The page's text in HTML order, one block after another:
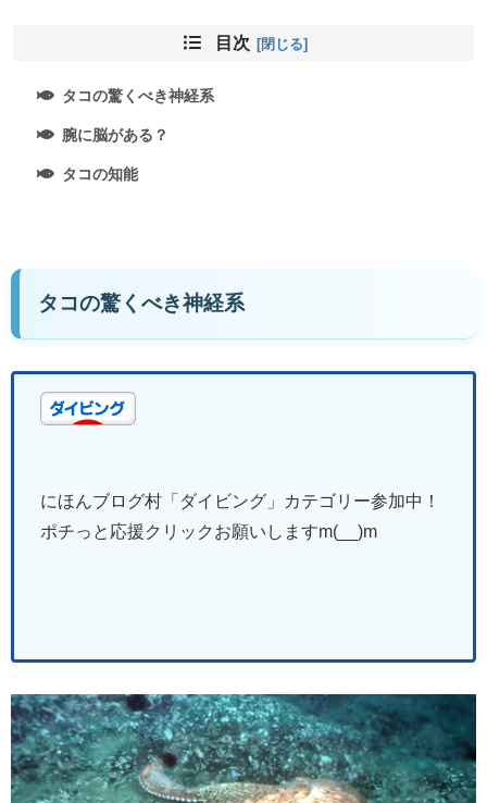
目次
タコの驚くべき神経系
腕に脳がある？
タコの知能
タコの驚くべき神経系
にほんブログ村「ダイビング 」
カテゴリー参加中！
ポチっと応援クリックお願いしますm(__)m